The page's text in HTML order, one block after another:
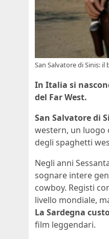
San Salvatore di Sinis:
In Italia si
del Far West.
San Salvatore di
western, un luogo
degli spaghetti
Negli anni
sognare intere
cowboy. Registi
livello mondiale,
La Sardegna
film leggendari.